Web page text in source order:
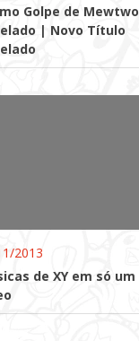
Golpe de Mewtwo
| Novo Título
2013
de XY em só um